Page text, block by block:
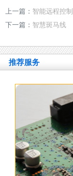
上一篇： 智能远程控制
下一篇： 智慧斑马线
推荐服务